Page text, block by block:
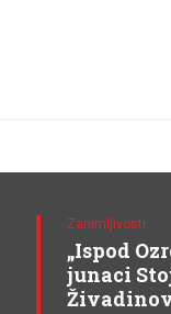
Zanimljivosti
„Ispod
junaci